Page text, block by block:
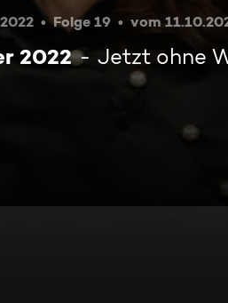
Folge 19 vom
2022 Jetzt ohne